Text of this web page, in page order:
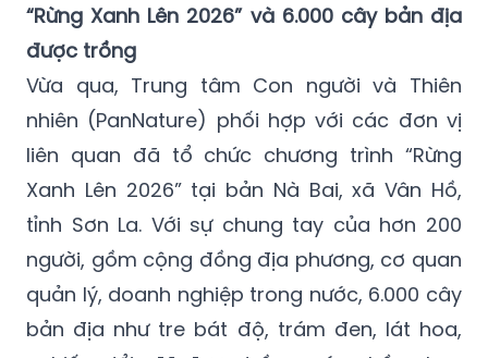
“Rừng Xanh Lên 2026” và 6.000 cây bản địa
được trồng
Vừa qua, Trung tâm Con người và Thiên
nhiên (PanNature) phối hợp với các đơn vị
liên quan đã tổ chức chương trình “Rừng
Xanh Lên 2026” tại bản Nà Bai, xã Vân Hồ,
tỉnh Sơn La. Với sự chung tay của hơn 200
người, gồm cộng đồng địa phương, cơ quan
quản lý, doanh nghiệp trong nước, 6.000 cây
bản địa như tre bát độ, trám đen, lát hoa,